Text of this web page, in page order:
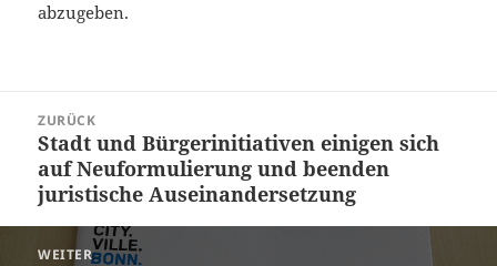
abzugeben.
Navigation
ZURÜCK
Vorheriger
Beitrag:
Stadt und Bürgerinitiativen einigen sich
auf Neuformulierung und beenden
juristische Auseinandersetzung
WEITER